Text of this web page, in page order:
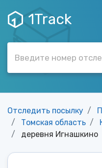
1Track
Отследить посылку
Томская область
деревня Игнашкино